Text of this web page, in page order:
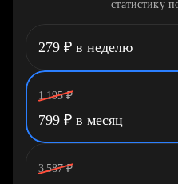
статистику
279 ₽ в неделю
1 195 ₽
799 ₽ в месяц
3 587 ₽